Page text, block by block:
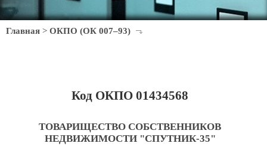
Главная > ОКПО (ОК 007–93)
Код ОКПО 01434568
ТОВАРИЩЕСТВО СОБСТВЕННИКОВ
НЕДВИЖИМОСТИ "СПУТНИК-35"